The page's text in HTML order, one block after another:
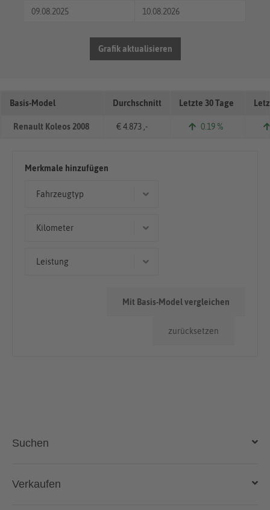
Grafik aktualisieren
Basis-Model Durchschnitt Letzte 30 Tage
Renault Koleos 2008 € 4.873 ,- 0.19 %
Merkmale hinzufügen
Fahrzeugtyp
Kilometer
Leistung
zurücksetzen
Mit Basis-Model vergleichen
Suchen
Auto kaufen
Verkaufen